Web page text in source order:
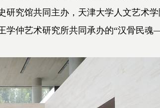
究馆共同主办，天津大学人文艺术
学仲艺术研究所共同承办的“汉骨民